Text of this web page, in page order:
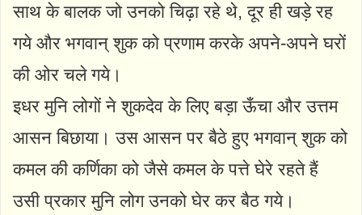
साथ के बालक जो उनको चिढ़ा रहे थे, दूर ही खड़े रह
गये और भगवान् शुक को प्रणाम करके अपने-अपने घरों
की ओर चले गये।
इधर मुनि लोगों ने शुकदेव के लिए बड़ा ऊँचा और उत्तम
आसन बिछाया। उस आसन पर बैठे हुए भगवान् शुक को
कमल की कर्णिका को जैसे कमल के पत्ते घेरे रहते हैं
उसी प्रकार मुनि लोग उनको घेर कर बैठ गये।